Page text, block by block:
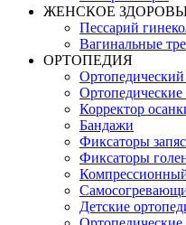
ЖЕНСКОЕ
Пессарий
Вагинальные
ОРТОПЕДИЯ
Ортопедический
Ортопедические
Корректор
Бандажи
Фиксаторы
Фиксаторы
Детские